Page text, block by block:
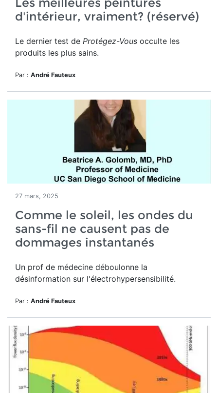
d'intérieur, vraiment? (réservé)
Le dernier test de Protégez-Vous occulte les
produits les plus sains.
Par : André Fauteux
27 mars, 2025
Comme le soleil, les ondes du
sans-fil ne causent pas de
dommages instantanés
Un prof de médecine déboulonne la
désinformation sur l'électrohypersensibilité.
Par : André Fauteux